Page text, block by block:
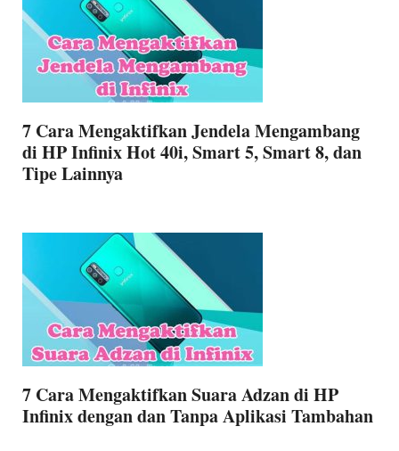
7 Cara Mengaktifkan Jendela Mengambang
di HP Infinix Hot 40i, Smart 5, Smart 8, dan
Tipe Lainnya
7 Cara Mengaktifkan Suara Adzan di HP
Infinix dengan dan Tanpa Aplikasi Tambahan